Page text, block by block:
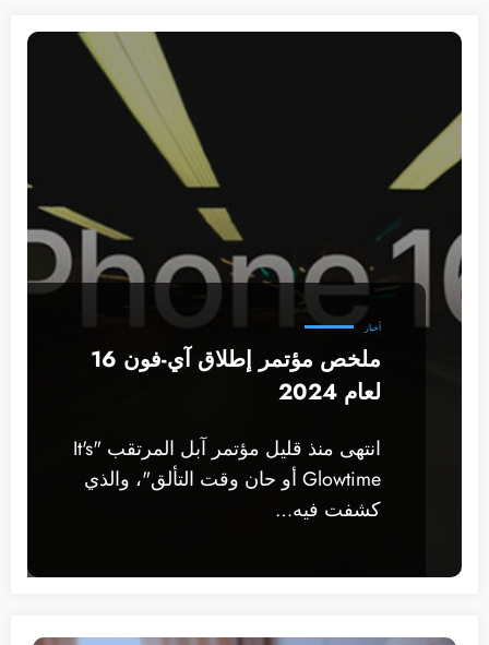
أخبار
ملخص مؤتمر إطلاق آي-فون 16
لعام 2024
انتهى منذ قليل مؤتمر آبل المرتقب "It's
Glowtime أو حان وقت التألق"، والذي
كشفت فيه…